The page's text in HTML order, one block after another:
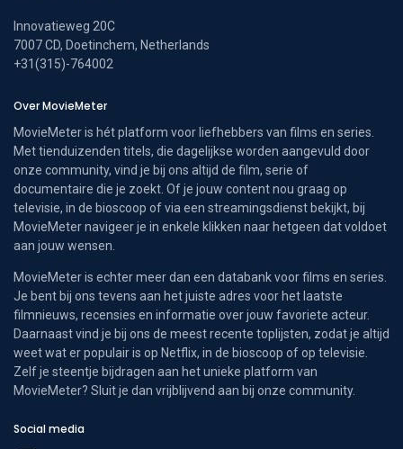
Innovatieweg 20C
7007 CD, Doetinchem, Netherlands
+31(315)-764002
Over MovieMeter
MovieMeter is hét platform voor liefhebbers van films en series.
Met tienduizenden titels, die dagelijkse worden aangevuld door
onze community, vind je bij ons altijd de film, serie of
documentaire die je zoekt. Of je jouw content nou graag op
televisie, in de bioscoop of via een streamingsdienst bekijkt, bij
MovieMeter navigeer je in enkele klikken naar hetgeen dat voldoet
aan jouw wensen.
MovieMeter is echter meer dan een databank voor films en series.
Je bent bij ons tevens aan het juiste adres voor het laatste
filmnieuws, recensies en informatie over jouw favoriete acteur.
Daarnaast vind je bij ons de meest recente toplijsten, zodat je altijd
weet wat er populair is op Netflix, in de bioscoop of op televisie.
Zelf je steentje bijdragen aan het unieke platform van
MovieMeter? Sluit je dan vrijblijvend aan bij onze community.
Social media